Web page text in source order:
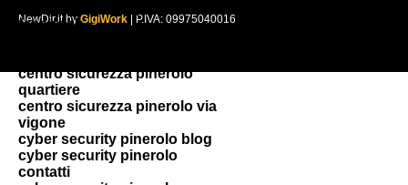
facebook
centro sicurezza pinerolo
quartiere
centro sicurezza pinerolo via
vigone
cyber security pinerolo blog
cyber security pinerolo
contatti
NewDir.it by GigiWork | P.IVA: 09975040016